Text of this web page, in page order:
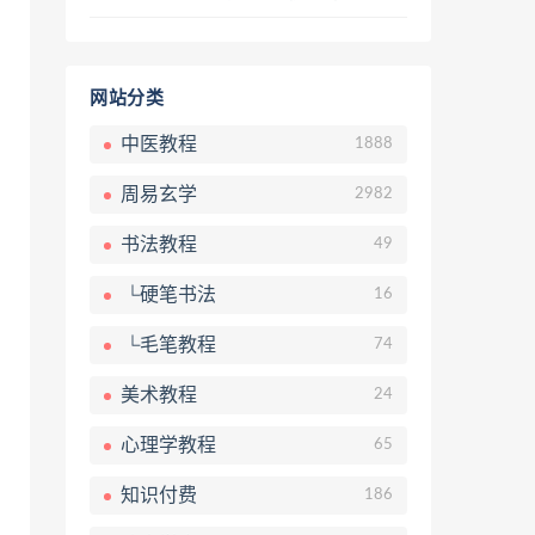
网站分类
中医教程 1888
周易玄学 2982
书法教程 49
└硬笔书法 16
└毛笔教程 74
美术教程 24
心理学教程 65
知识付费 186